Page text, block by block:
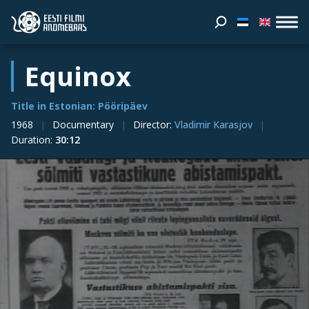
Equinox
Title in Estonian: Pööripäev
1968
Documentary Director: Vladimir Karasjov
Duration: 30:12